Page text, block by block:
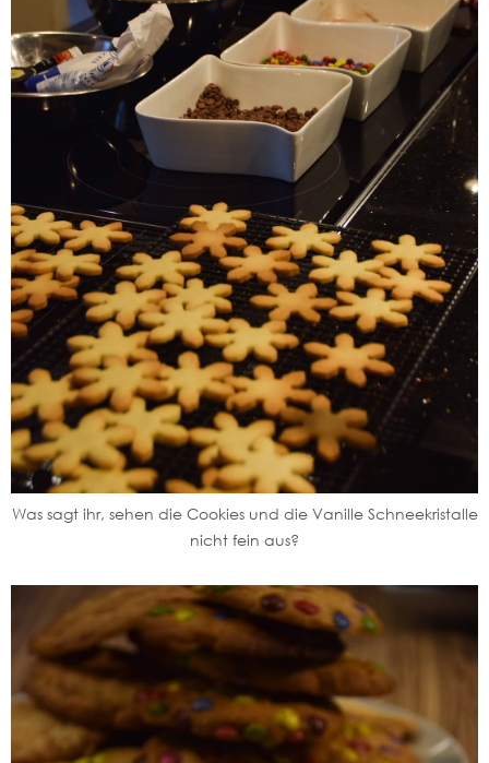
Was sagt ihr, sehen die Cookies und die Vanille Schneekristalle
nicht fein aus?